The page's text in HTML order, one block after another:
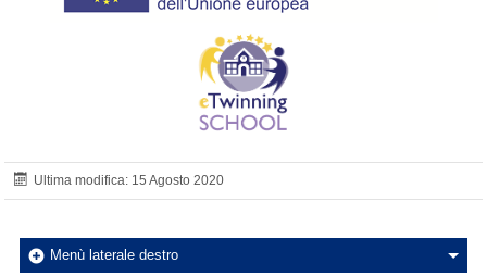
Ultima modifica: 15 Agosto 2020
Menù laterale destro